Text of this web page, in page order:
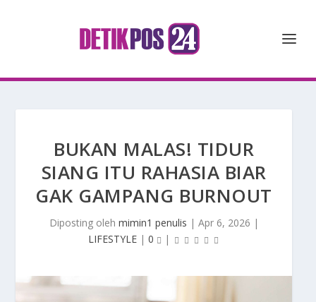
BUKAN MALAS! TIDUR
SIANG ITU RAHASIA BIAR
GAK GAMPANG BURNOUT
Diposting oleh mimin1 penulis | Apr 6, 2026 |
LIFESTYLE | 0 |